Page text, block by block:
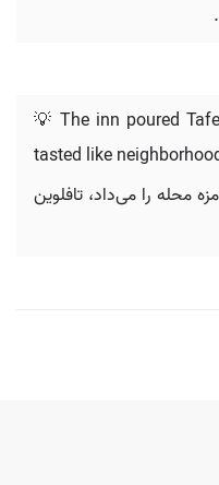
💡 The inn poured
tasted like
محله را می‌داد، تافلوین